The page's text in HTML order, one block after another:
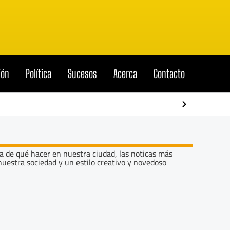
Política Sucesos Acerca Contacto
de qué hacer en nuestra ciudad, las noticas más
sociedad y un estilo creativo y novedoso